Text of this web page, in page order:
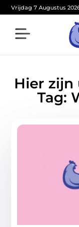
Vrijdag 7 Augustus
Hier zijn
Tag: